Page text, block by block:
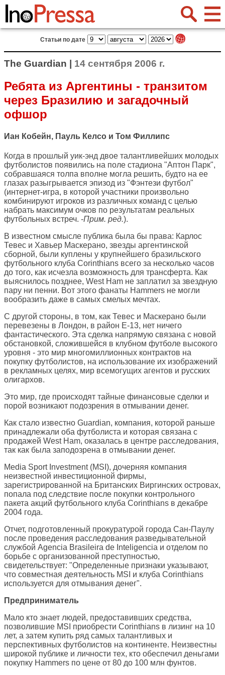
Статьи по дате
The Guardian | 14 сентября 2006 г.
Ребята из Аргентины - транзитом
через Бразилию и загадочный
офшор
Иан Кобейн, Пауль Келсо и Том Филлипс
Когда в прошлый уик-энд двое талантливейших молодых
футболистов появились на поле стадиона "Аптон Парк",
собравшаяся толпа вполне могла решить, будто на ее
глазах разыгрывается эпизод из "Фэнтези футбол"
(интернет-игра, в которой участники произвольно
комбинируют игроков из различных команд с целью
набрать максимум очков по результатам реальных
футбольных встреч. -Прим. ред.).
В известном смысле публика была бы права: Карлос
Тевес и Хавьер Маскерано, звезды аргентинской
сборной, были куплены у крупнейшего бразильского
футбольного клуба Corinthians всего за несколько часов
до того, как исчезла возможность для трансферта. Как
выяснилось позднее, West Ham не заплатил за звездную
пару ни пенни. Вот этого фанаты Hammers не могли
вообразить даже в самых смелых мечтах.
С другой стороны, в том, как Тевес и Маскерано были
перевезены в Лондон, в район E-13, нет ничего
фантастического. Эта сделка напрямую связана с новой
обстановкой, сложившейся в клубном футболе высокого
уровня - это мир многомиллионных контрактов на
покупку футболистов, на использование их изображений
в рекламных целях, мир всемогущих агентов и русских
олигархов.
Это мир, где происходят тайные финансовые сделки и
порой возникают подозрения в отмывании денег.
Как стало известно Guardian, компания, которой раньше
принадлежали оба футболиста и которая связана с
продажей West Ham, оказалась в центре расследования,
так как была заподозрена в отмывании денег.
Media Sport Investment (MSI), дочерняя компания
неизвестной инвестиционной фирмы,
зарегистрированной на Британских Виргинских островах,
попала под следствие после покупки контрольного
пакета акций футбольного клуба Corinthians в декабре
2004 года.
Отчет, подготовленный прокуратурой города Сан-Паулу
после проведения расследования разведывательной
службой Agencia Brasileira de Inteligencia и отделом по
борьбе с организованной преступностью,
свидетельствует: "Определенные признаки указывают,
что совместная деятельность MSI и клуба Corinthians
используется для отмывания денег".
Предприниматель
Мало кто знает людей, предоставивших средства,
позволившие MSI приобрести Corinthians в лизинг на 10
лет, а затем купить ряд самых талантливых и
перспективных футболистов на континенте. Неизвестны
широкой публике и личности тех, кто обеспечил деньгами
покупку Hammers по цене от 80 до 100 млн фунтов.